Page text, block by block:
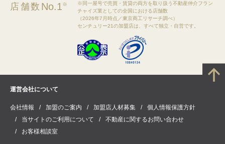
店舗数 No.1※
※同一屋号で売買・賃貸の両方を取り扱う不動産仲介フラン
チャイズ業としての全国における店舗数
（2026年7月時点／東京商工リサーチ調べ）
センチュリー21の加盟店は、すべて独立・自営です。
運営会社について
会社情報 加盟のご案内 加盟店人材募集
個人情報保護方針
当サイトのご利用について
不動産に関するお問い合わせ
お客様相談室